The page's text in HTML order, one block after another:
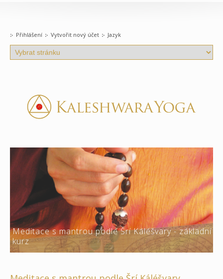
Přihlášení Vytvořit nový účet Jazyk
Meditace s mantrou podle Šrí Káléšvary - základní
kurz